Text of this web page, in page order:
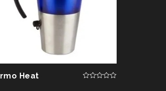
Heat